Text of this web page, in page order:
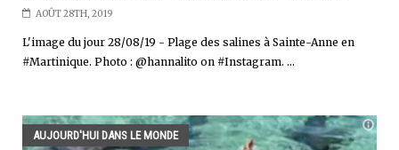
AOÛT 28TH, 2019
L'image du jour 28/08/19 - Plage des salines à Sainte-Anne en
#Martinique. Photo : @hannalito on #Instagram. ...
AUJOURD'HUI DANS LE MONDE